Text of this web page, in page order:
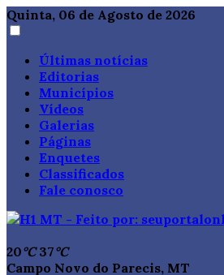
Quinta, 06 de Agosto de 2026
Últimas notícias
Editorias
Municípios
Vídeos
Galerias
Páginas
Enquetes
Classificados
Fale conosco
20°C 37°C
Campo Novo do Parecis, MT